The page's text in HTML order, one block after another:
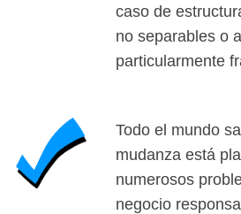
caso de
no separables o
particularmente
Todo el mundo
mudanza está
numerosos
negocio